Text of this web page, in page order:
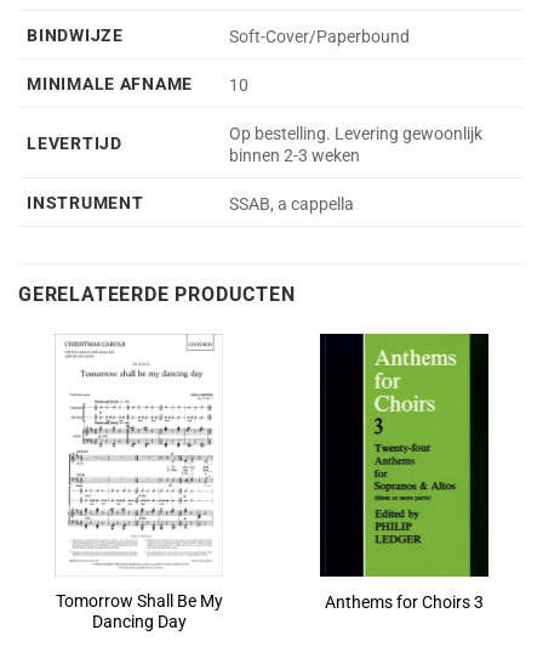
BINDWIJZE Soft-Cover/Paperbound
MINIMALE AFNAME 10
LEVERTIJD
Op bestelling. Levering gewoonlijk
binnen 2-3 weken
INSTRUMENT SSAB, a cappella
GERELATEERDE PRODUCTEN
Tomorrow Shall Be My
Dancing Day
Anthems for Choirs 3